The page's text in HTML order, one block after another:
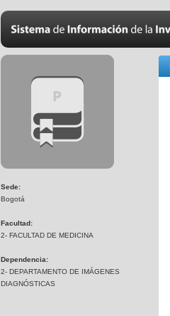
Sede:
Bogotá
Facultad:
2- FACULTAD DE MEDICINA
Dependencia:
2- DEPARTAMENTO DE IMÁGENES
DIAGNÓSTICAS